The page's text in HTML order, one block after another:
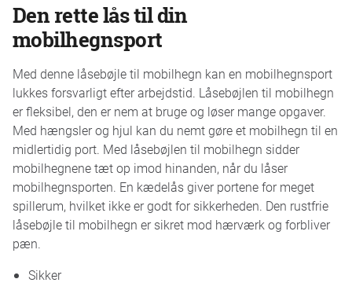
Den rette lås til din
mobilhegnsport
Med denne låsebøjle til mobilhegn kan en mobilhegnsport
lukkes forsvarligt efter arbejdstid. Låsebøjlen til mobilhegn
er fleksibel, den er nem at bruge og løser mange opgaver.
Med hængsler og hjul kan du nemt gøre et mobilhegn til en
midlertidig port. Med låsebøjlen til mobilhegn sidder
mobilhegnene tæt op imod hinanden, når du låser
mobilhegnsporten. En kædelås giver portene for meget
spillerum, hvilket ikke er godt for sikkerheden. Den rustfrie
låsebøjle til mobilhegn er sikret mod hærværk og forbliver
pæn.
Sikker